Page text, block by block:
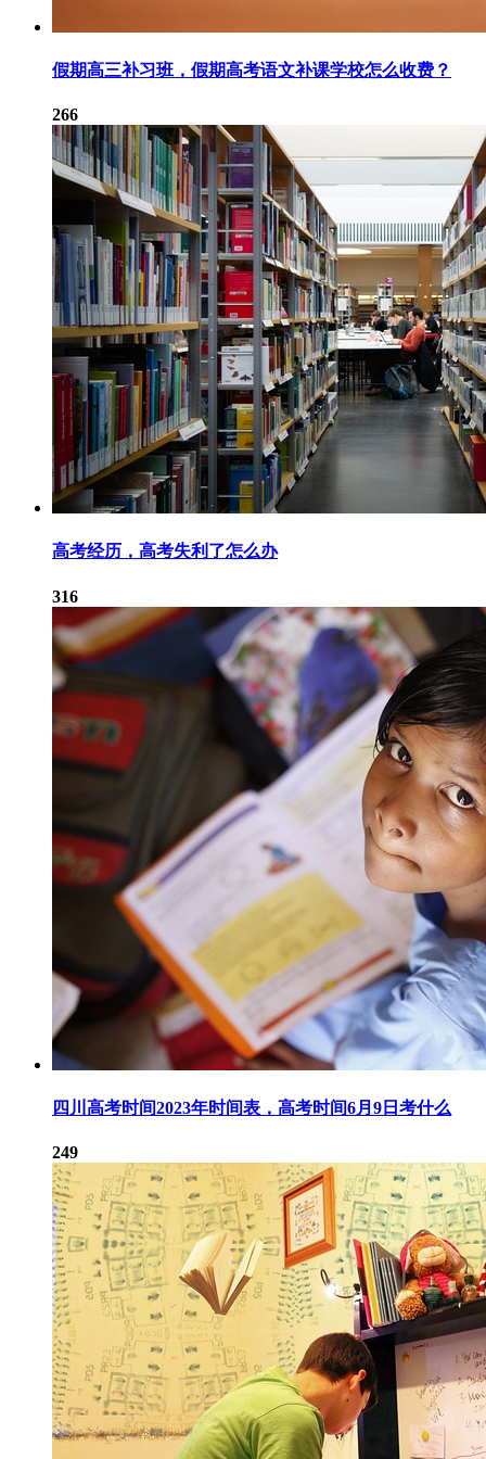
假期高三补习班，假期高考语文补课学校怎么收费？
266
高考经历，高考失利了怎么办
316
四川高考时间2023年时间表，高考时间6月9日考什么
249